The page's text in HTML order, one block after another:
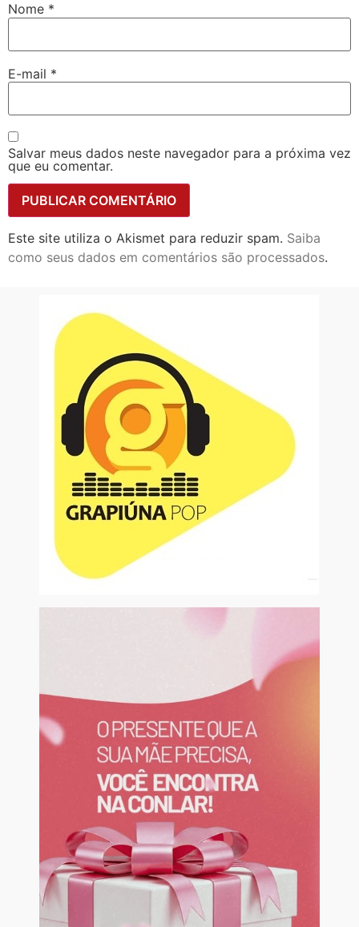
Nome *
E-mail *
Salvar meus dados neste navegador para a próxima vez
que eu comentar.
Este site utiliza o Akismet para reduzir spam. Saiba
como seus dados em comentários são processados.